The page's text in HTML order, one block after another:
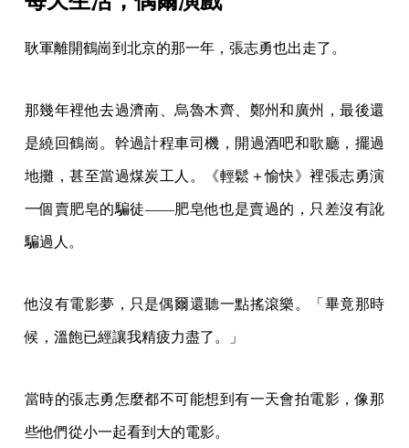
耿軍離開鶴崗到北京的那一年，張志勇也出走了。
那幾年裡他去過濟南、烏魯木齊、鄭州和廣州，最後還
是繞回鶴崗。幹過計程車司機，開過酒吧和歌廳，擺過
地攤，甚至當過煤炭工人。《輕鬆＋愉快》裡張志勇演
一個賣肥皂的騙徒——肥皂他也是賣過的，只差沒有訛
騙過人。
他沒有電影夢，只是偶爾還聽一點搖滾樂。「畢竟那時
候，溫飽已經讓我精疲力盡了。」
當時的張志勇怎麼都不可能想到有一天會拍電影，像那
些他們從小一起看到大的電影。